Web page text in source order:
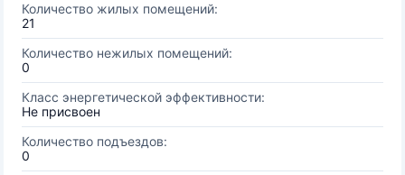
Количество жилых помещений:
21
Количество нежилых помещений:
0
Класс энергетической эффективности:
Не присвоен
Количество подъездов:
0